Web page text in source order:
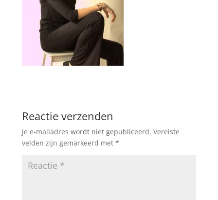
Reactie verzenden
Je e-mailadres wordt niet gepubliceerd. Vereiste
velden zijn gemarkeerd met *